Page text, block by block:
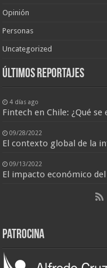
Opinión
Personas
Uncategorized
últimos reportajes
4 días ago
Fintech en Chile: ¿Qué
09/28/2022
El contexto global de la
09/13/2022
El impacto económico del
Patrocina